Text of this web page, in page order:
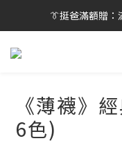
👔挺爸行動：全
👔挺爸滿額贈：
【刷卡/電子支付
《薄襪》
6色)